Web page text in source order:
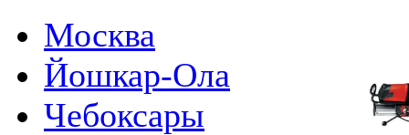
Москва
Йошкар-Ола
Чебоксары